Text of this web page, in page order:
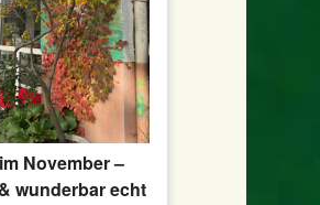
November –
wunderbar echt